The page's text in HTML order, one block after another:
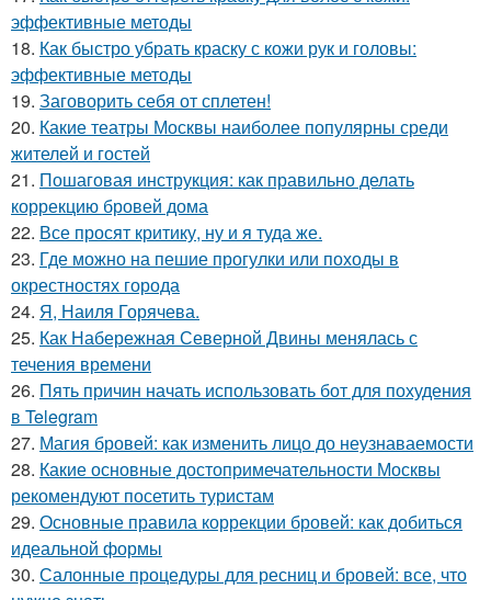
эффективные методы
18. Как быстро убрать краску с кожи рук и головы:
эффективные методы
19. Заговорить себя от сплетен!
20. Какие театры Москвы наиболее популярны среди
жителей и гостей
21. Пошаговая инструкция: как правильно делать
коррекцию бровей дома
22. Все просят критику, ну и я туда же.
23. Где можно на пешие прогулки или походы в
окрестностях города
24. Я, Наиля Горячева.
25. Как Набережная Северной Двины менялась с
течения времени
26. Пять причин начать использовать бот для похудения
в Telegram
27. Магия бровей: как изменить лицо до неузнаваемости
28. Какие основные достопримечательности Москвы
рекомендуют посетить туристам
29. Основные правила коррекции бровей: как добиться
идеальной формы
30. Салонные процедуры для ресниц и бровей: все, что